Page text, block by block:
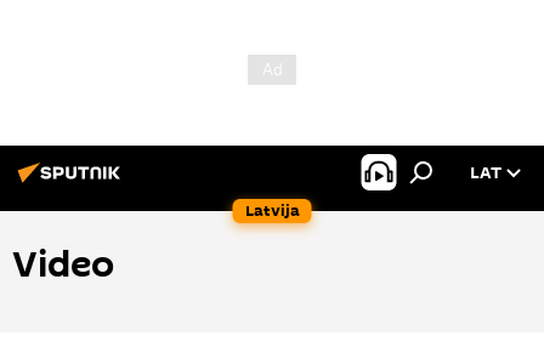
Latvija
LAT
Video